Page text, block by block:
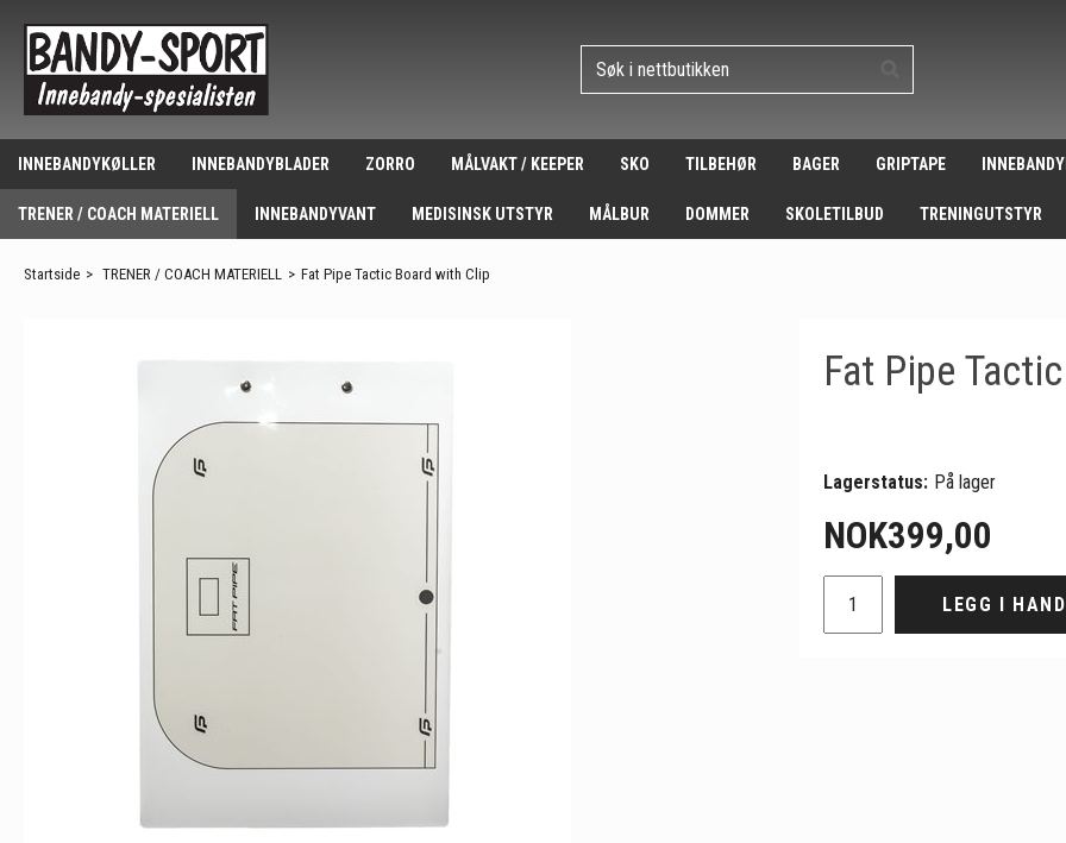
INNEBANDYKØLLER INNEBANDYBLADER ZORRO MÅLVAKT / KEEPER SKO TILBEHØR BAGER GRIPTAPE
TRENER / COACH MATERIELL INNEBANDYVANT MEDISINSK UTSTYR MÅLBUR DOMMER SKOLETILBUD TRENINGUTSTYR
Startside > TRENER / COACH MATERIELL > Fat Pipe Tactic Board with Clip
Fat Pipe
Lagerstatus: På lager
NOK399,00
LEGG I